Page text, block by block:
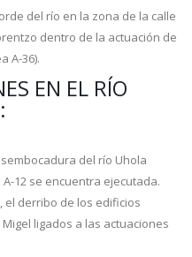
del río en la zona de la calle
dentro de la actuación de
A-36).
EN EL RÍO
del río Uhola
12 se encuentra ejecutada.
el derribo de los edificios
ligados a las actuaciones